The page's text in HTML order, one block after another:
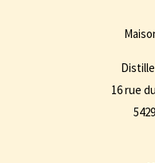
16 rue